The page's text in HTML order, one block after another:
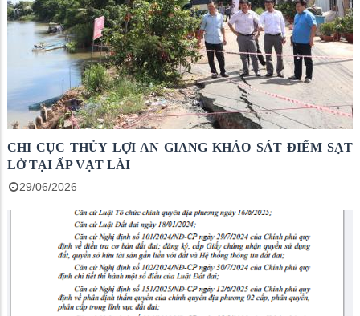
CHI CỤC THỦY LỢI AN GIANG KHẢO SÁT ĐIỂM SẠT
LỞ TẠI ẤP VẠT LÀI
29/06/2026